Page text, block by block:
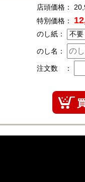
店頭価格：
特別価格：
のし紙：
のし名：
注文数 ：